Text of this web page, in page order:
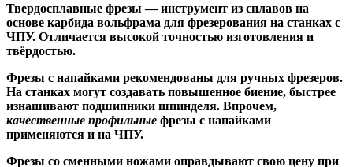
Твердосплавные фрезы — инструмент из сплавов на
основе карбида вольфрама для фрезерования на станках с
ЧПУ. Отличается высокой точностью изготовления и
твёрдостью.
Фрезы с напайками рекомендованы для ручных фрезеров.
На станках могут создавать повышенное биение, быстрее
изнашивают подшипники шпинделя. Впрочем,
качественные профильные фрезы с напайками
применяются и на ЧПУ.
Фрезы со сменными ножами оправдывают свою цену при